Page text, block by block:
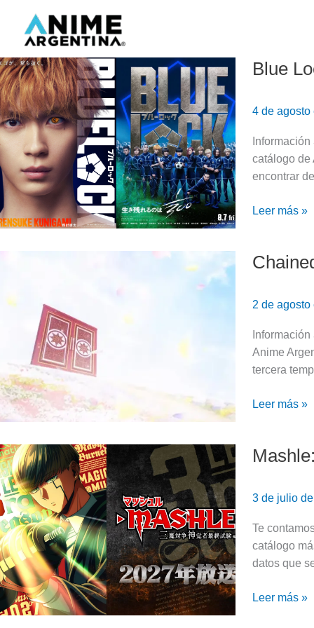
contenido
Blue
4 de agosto
catálogo de
encontrar
Blue
action
|
Llega
de
Leer más »
2 de agosto
Anime
tercera
Chained
3
|
¡Fecha
de
yLeer más »
3 de julio
Te
catálogo
datos que
Mashle:
|
Fecha
estreno
mucho
Leer más »